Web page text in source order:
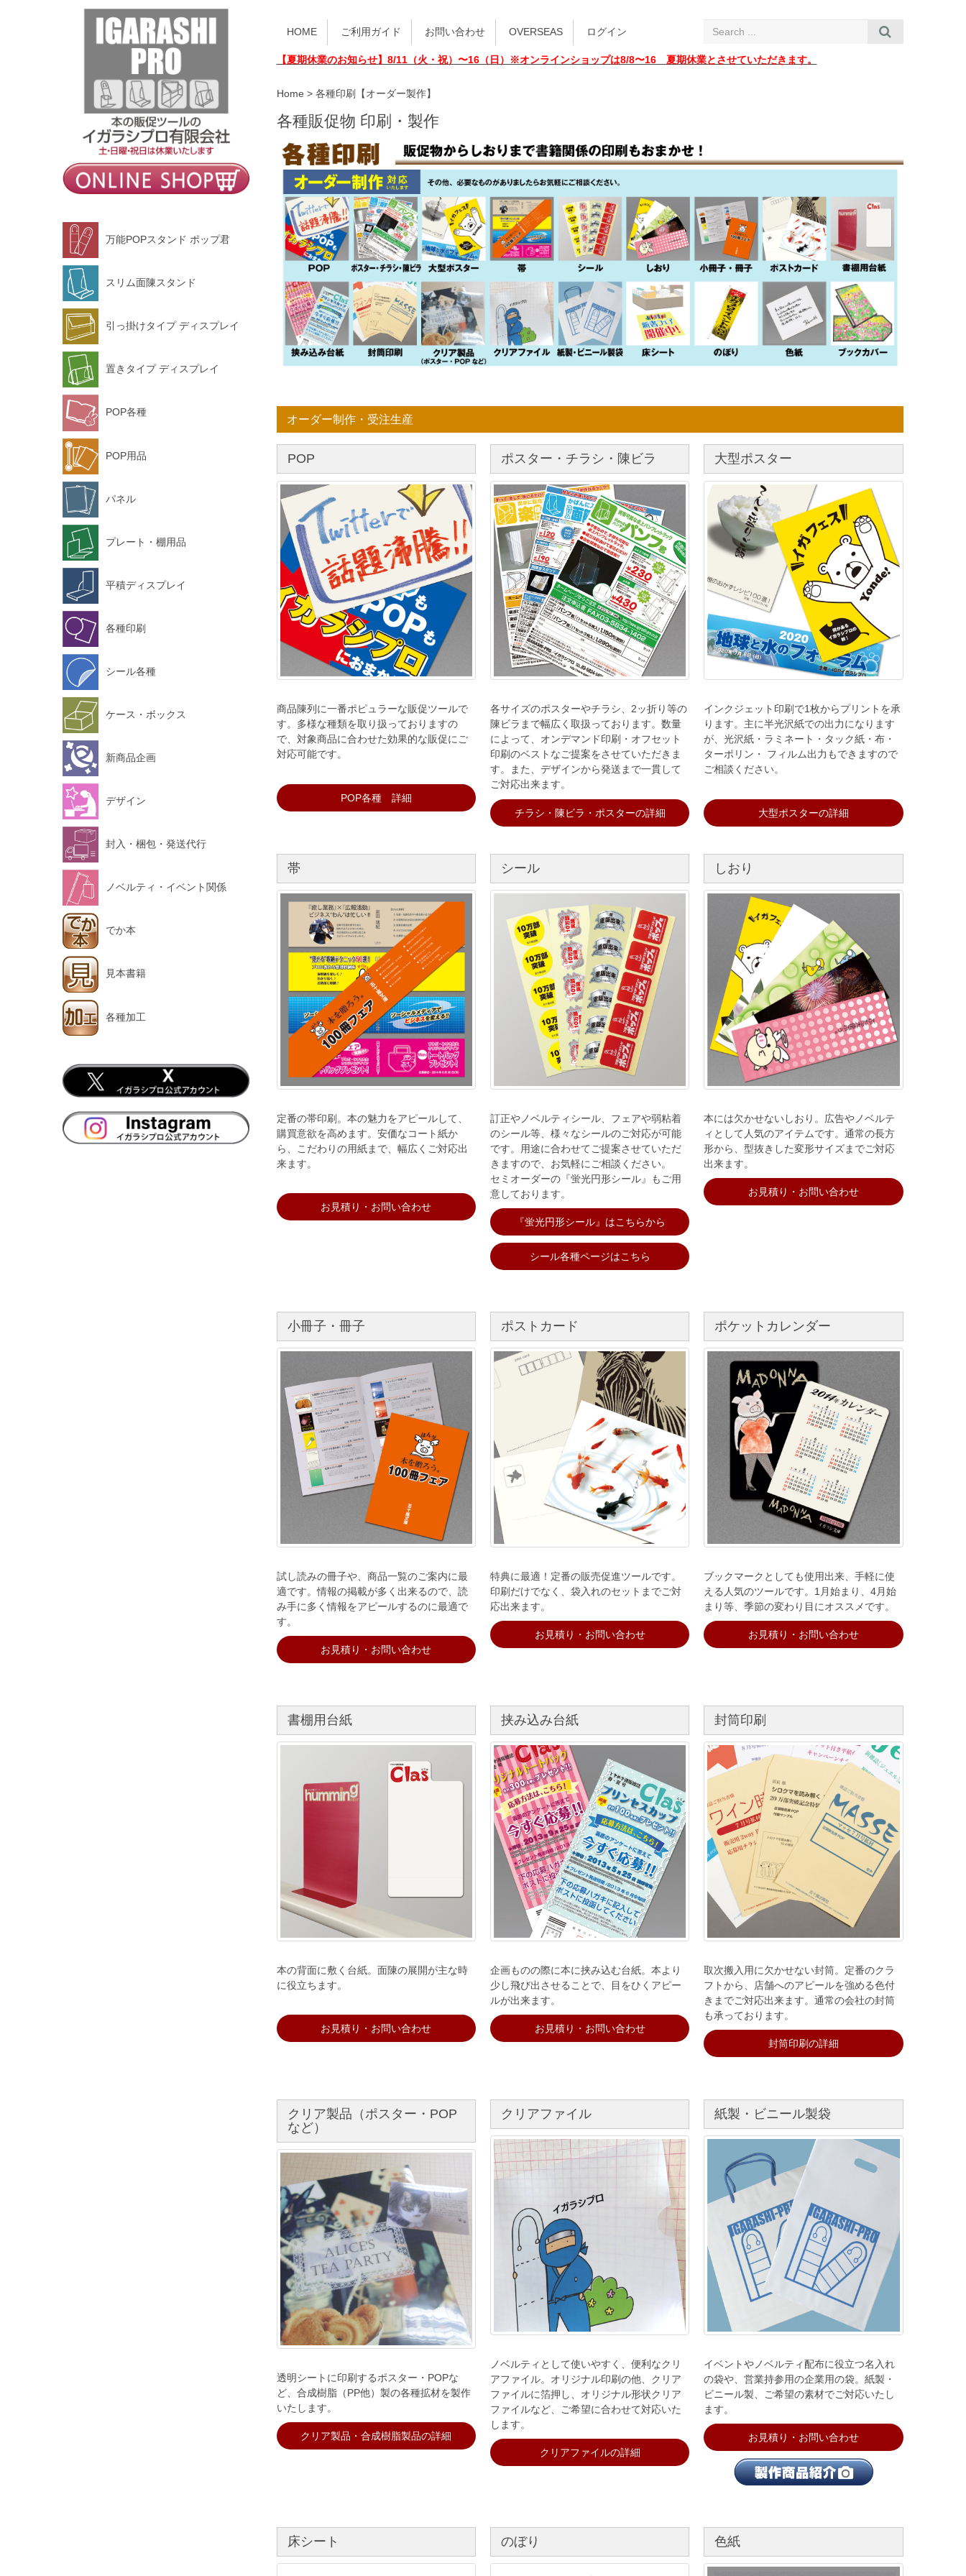
a
HOME ご利用ガイド お問い合わせ OVERSEAS ログイン
【夏期休業のお知らせ】8/11（火・祝）〜16（日）※オンラインショップは8/8〜16 夏期休業とさせていただきます。
Home >各種印刷【オーダー製作】
各種販促物 印刷・製作
オーダー制作・受注生産
POP
商品陳列に一番ポピュラーな販促ツールで
す。多様な種類を取り扱っておりますの
で、対象商品に合わせた効果的な販促にご
対応可能です。
POP各種 詳細
ポスター・チラシ・陳ビラ
各サイズのポスターやチラシ、2ッ折り等の
陳ビラまで幅広く取扱っております。数量
によって、オンデマンド印刷・オフセット
印刷のベストなご提案をさせていただきま
す。また、デザインから発送まで一貫して
ご対応出来ます。
チラシ・陳ビラ・ポスターの詳細
大型ポスター
インクジェット印刷で1枚からプリントを承
ります。主に半光沢紙での出力になります
が、光沢紙・ラミネート・タック紙・布・
ターポリン・ フィルム出力もできますので
ご相談ください。
大型ポスターの詳細
帯
定番の帯印刷。本の魅力をアピールして、
購買意欲を高めます。安価なコート紙か
ら、こだわりの用紙まで、幅広くご対応出
来ます。
お見積り・お問い合わせ
シール
訂正やノベルティシール、フェアや弱粘着
のシール等、様々なシールのご対応が可能
です。用途に合わせてご提案させていただ
きますので、お気軽にご相談ください。
セミオーダーの『蛍光円形シール』もご用
意しております。
『蛍光円形シール』はこちらから
シール各種ページはこちら
しおり
本には欠かせないしおり。広告やノベルテ
ィとして人気のアイテムです。通常の長方
形から、型抜きした変形サイズまでご対応
出来ます。
お見積り・お問い合わせ
小冊子・冊子
試し読みの冊子や、商品一覧のご案内に最
適です。情報の掲載が多く出来るので、読
み手に多く情報をアピールするのに最適で
す。
お見積り・お問い合わせ
ポストカード
特典に最適！定番の販売促進ツールです。
印刷だけでなく、袋入れのセットまでご対
応出来ます。
お見積り・お問い合わせ
ポケットカレンダー
ブックマークとしても使用出来、手軽に使
える人気のツールです。1月始まり、4月始
まり等、季節の変わり目にオススメです。
お見積り・お問い合わせ
書棚用台紙
本の背面に敷く台紙。面陳の展開が主な時
に役立ちます。
お見積り・お問い合わせ
挟み込み台紙
企画ものの際に本に挟み込む台紙。本より
少し飛び出させることで、目をひくアピー
ルが出来ます。
お見積り・お問い合わせ
封筒印刷
取次搬入用に欠かせない封筒。定番のクラ
フトから、店舗へのアピールを強める色付
きまでご対応出来ます。通常の会社の封筒
も承っております。
封筒印刷の詳細
クリア製品（ポスター・POP
など）
透明シートに印刷するポスター・POPな
ど、合成樹脂（PP他）製の各種拡材を製作
いたします。
クリア製品・合成樹脂製品の詳細
クリアファイル
ノベルティとして使いやすく、便利なクリ
アファイル。オリジナル印刷の他、クリア
ファイルに箔押し、オリジナル形状クリア
ファイルなど、ご希望に合わせて対応いた
します。
クリアファイルの詳細
紙製・ビニール製袋
イベントやノベルティ配布に役立つ名入れ
の袋や、営業持参用の企業用の袋。紙製・
ビニール製、ご希望の素材でご対応いたし
ます。
お見積り・お問い合わせ
床シート のぼり 色紙
万能POPスタンド ポップ君
スリム面陳スタンド
引っ掛けタイプ ディスプレイ
置きタイプ ディスプレイ
POP各種
POP用品
パネル
プレート・棚用品
平積ディスプレイ
各種印刷
シール各種
ケース・ボックス
新商品企画
デザイン
封入・梱包・発送代行
ノベルティ・イベント関係
でか本
見本書籍
各種加工